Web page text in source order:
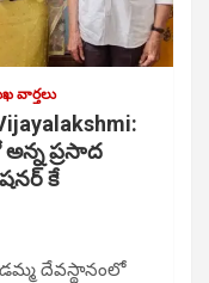
వార్తలు
ప్రసాద
కే
దేవస్థానంలో